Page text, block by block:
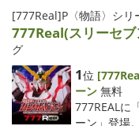
[777Real]P〈物語〉シリ
777Real(スリーセ
グ
1位
ーン 無料
777REALに
ーン」登場。